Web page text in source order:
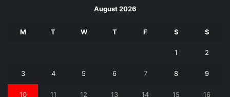
August 2026
M T W T F S S
1 2
3 4 5 6 7 8 9
10 11 12 13 14 15 16